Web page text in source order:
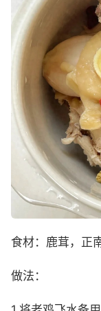
食材：鹿茸，正
做法：